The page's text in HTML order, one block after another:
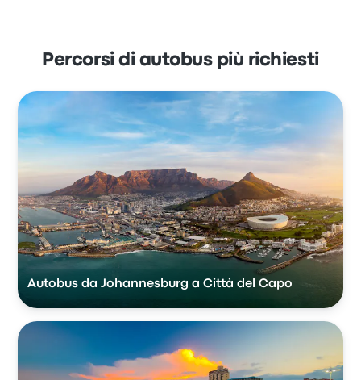
Percorsi di autobus più richiesti
Autobus da Johannesburg a Città del Capo